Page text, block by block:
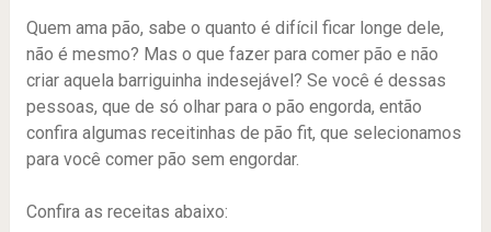
Quem ama pão, sabe o quanto é difícil ficar longe dele,
não é mesmo? Mas o que fazer para comer pão e não
criar aquela barriguinha indesejável? Se você é dessas
pessoas, que de só olhar para o pão engorda, então
confira algumas receitinhas de pão fit, que selecionamos
para você comer pão sem engordar.
Confira as receitas abaixo: